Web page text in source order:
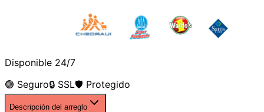
Disponible 24/7
🟢 Seguro🔒 SSL🛡️ Protegido
Descripción del arreglo